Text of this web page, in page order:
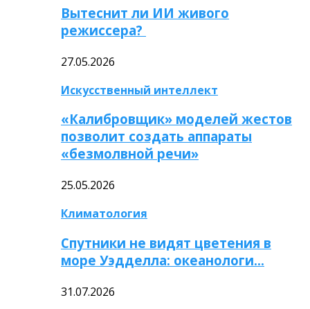
Вытеснит ли ИИ живого
режиссера?
27.05.2026
Искусственный интеллект
«Калибровщик» моделей жестов
позволит создать аппараты
«безмолвной речи»
25.05.2026
Климатология
Спутники не видят цветения в
море Уэдделла: океанологи…
31.07.2026